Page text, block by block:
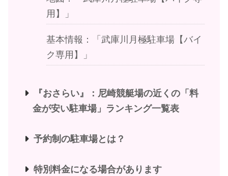
用】」
基本情報：「武庫川月極駐車場【バイ
ク専用】」
『おさらい』：尼崎競艇場の近くの「料
金が安い駐車場」ランキング一覧表
予約制の駐車場とは？
特別料金になる場合があります